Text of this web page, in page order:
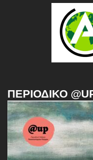
ΠΕΡΙΟΔΙΚΌ